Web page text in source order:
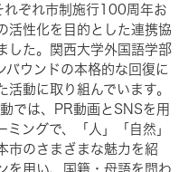
ぞれ市制施行100周年お
活性化を目的とした連携協
た。関西大学外国語学部
バウンドの本格的な回復に
動に取り組んでいます。
では、PR動画とSNSを用
ングで、「人」「自然」
市のさまざまな魅力を紹
を用い、国籍・母語を問わ